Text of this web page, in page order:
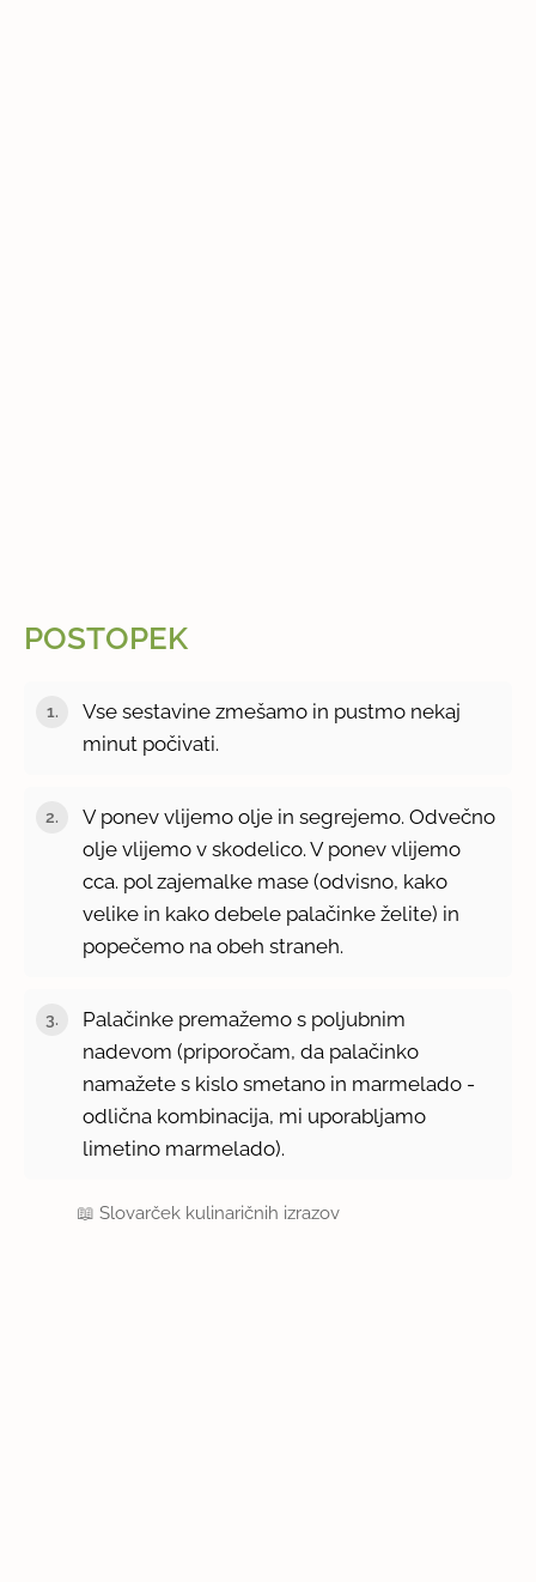
POSTOPEK
Vse sestavine zmešamo in pustmo nekaj
minut počivati.
V ponev vlijemo olje in segrejemo. Odvečno
olje vlijemo v skodelico. V ponev vlijemo
cca. pol zajemalke mase (odvisno, kako
velike in kako debele palačinke želite) in
popečemo na obeh straneh.
Palačinke premažemo s poljubnim
nadevom (priporočam, da palačinko
namažete s kislo smetano in marmelado -
odlična kombinacija, mi uporabljamo
limetino marmelado).
📖Slovarček kulinaričnih izrazov